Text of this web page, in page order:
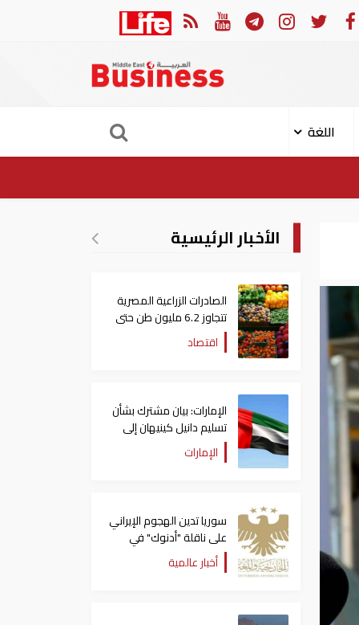
الإيراني على ناقلة "أدنوك" في مضيق هرمز
اللغة
الأخبار الرئيسية
الصادرات الزراعية المصرية
تتجاوز 6.2 مليون طن حتى
الآناقتصاد
الإمارات: بيان مشترك بشأن
تسليم دانيل كينيهان إلى
السلطات الإيرلندية
الإمارات
سوريا تدين الهجوم الإيراني
على ناقلة "أدنوك" في
مضيق هرمز ‏
أخبار عالمية